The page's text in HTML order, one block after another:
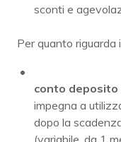
sconti e
Per quanto riguarda
conto deposito
impegna a
dopo la
(variabile, da 1